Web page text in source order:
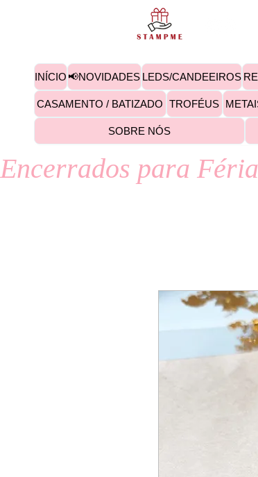
INÍCIO 📢NOVIDADES LEDS/CANDEEIROS
CASAMENTO / BATIZADO TROFÉUS
SOBRE NÓS
Encerrados para